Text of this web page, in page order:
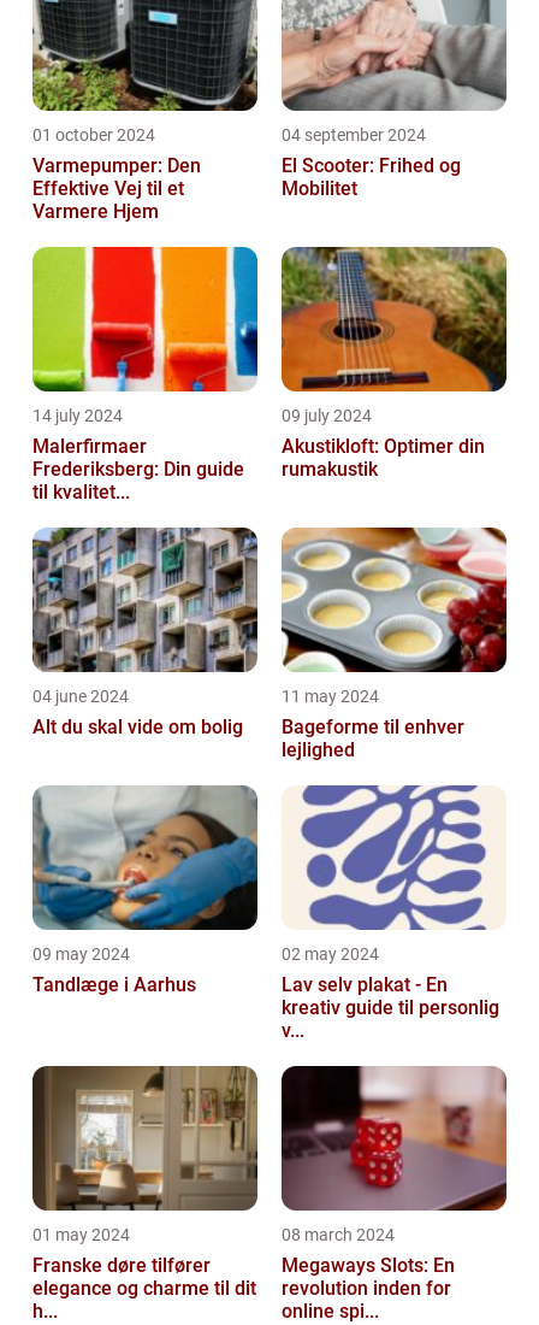
01 october 2024
Varmepumper: Den
Effektive Vej til et
Varmere Hjem
04 september 2024
El Scooter: Frihed og
Mobilitet
14 july 2024
Malerfirmaer
Frederiksberg: Din guide
til kvalitet...
09 july 2024
Akustikloft: Optimer din
rumakustik
04 june 2024
Alt du skal vide om bolig
11 may 2024
Bageforme til enhver
lejlighed
09 may 2024
Tandlæge i Aarhus
02 may 2024
Lav selv plakat - En
kreativ guide til personlig
v...
01 may 2024
Franske døre tilfører
elegance og charme til dit
h...
08 march 2024
Megaways Slots: En
revolution inden for
online spi...